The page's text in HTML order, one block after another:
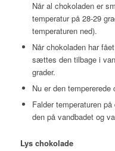
Når al chokoladen er
temperatur på 28-29
temperaturen ned).
Når chokoladen har
sættes den tilbage i
grader.
Nu er den
Falder temperaturen
den på vandbadet og
Lys chokolade